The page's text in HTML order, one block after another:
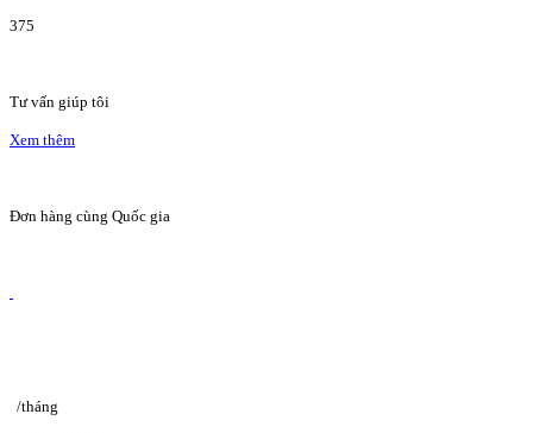
375
Tư vấn giúp tôi
Xem thêm
Đơn hàng cùng Quốc gia
/tháng